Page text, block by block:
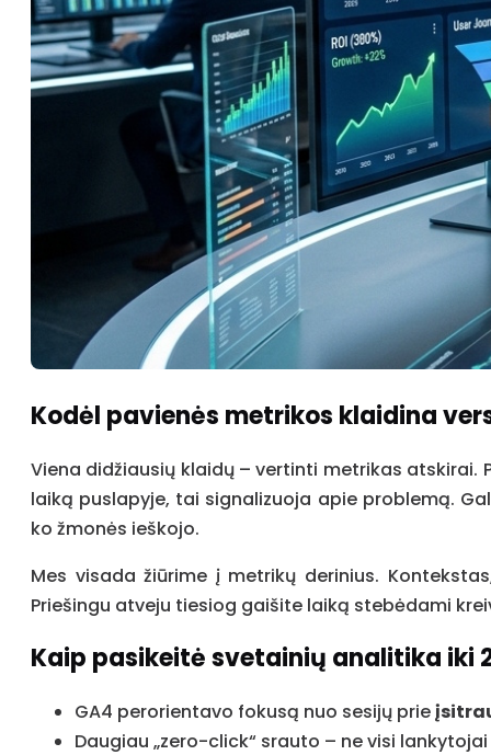
Kodėl pavienės metrikos klaidina
Viena didžiausių klaidų – vertinti metrikas
laiką puslapyje, tai signalizuoja apie problemą.
ko žmonės ieškojo.
Mes visada žiūrime į metrikų derinius.
Priešingu atveju tiesiog gaišite laiką stebėdami
Kaip pasikeitė svetainių analitika iki
GA4 perorientavo fokusą nuo sesijų prie
Daugiau „zero-click“ srauto – ne visi